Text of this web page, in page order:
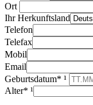
Ort
Ihr Herkunftsland
Telefon
Telefax
Mobil
Email
Geburtsdatum* ¹
Alter* ¹